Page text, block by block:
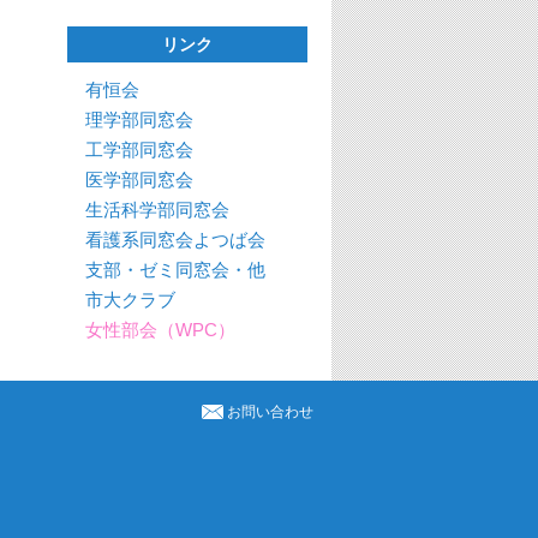
リンク
有恒会
理学部同窓会
工学部同窓会
医学部同窓会
生活科学部同窓会
看護系同窓会よつば会
支部・ゼミ同窓会・他
市大クラブ
女性部会（WPC）
お問い合わせ